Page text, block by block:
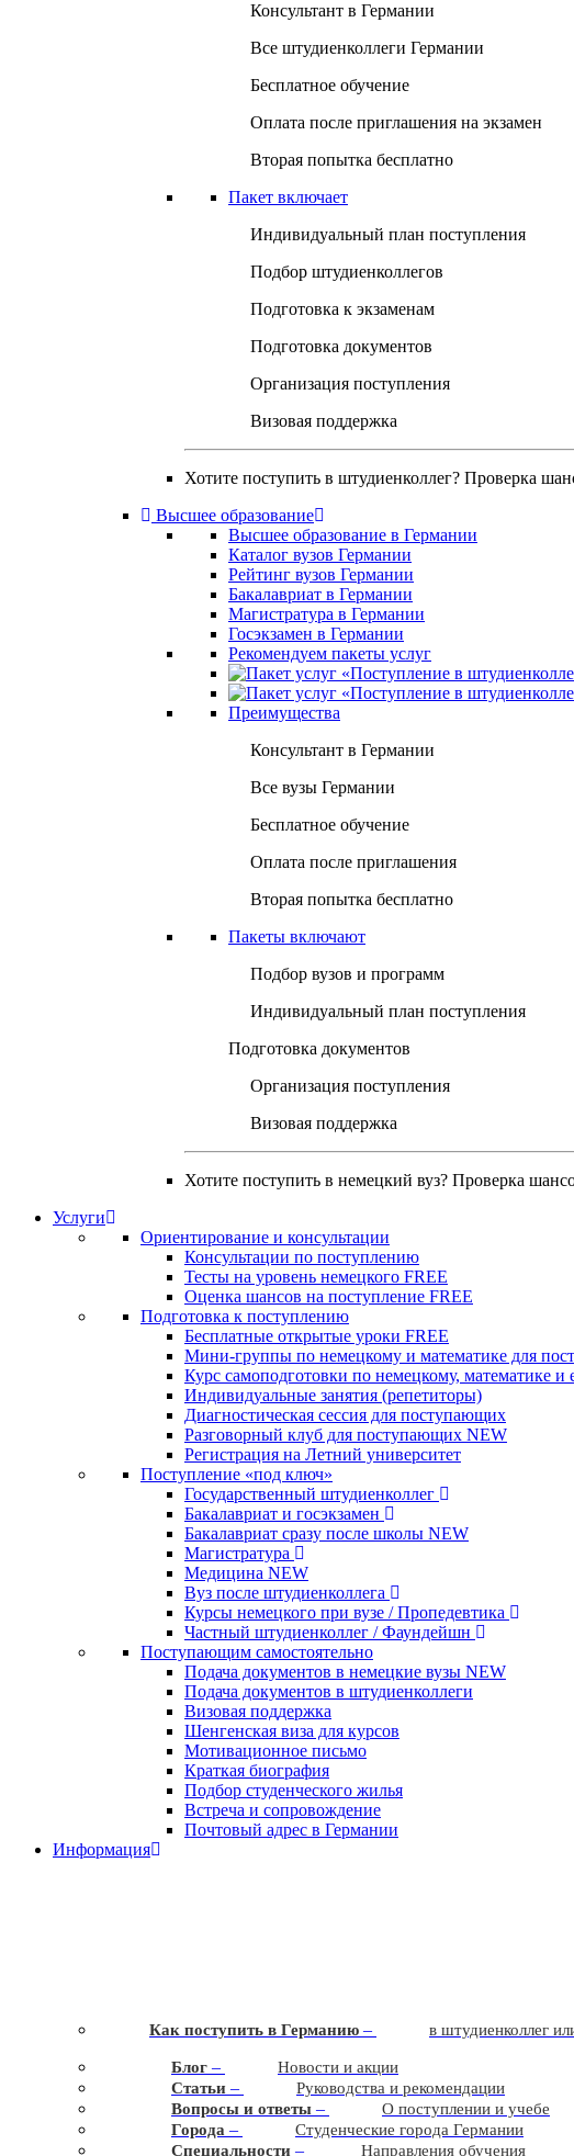
Консультант в Германии
Все штудиенколлеги Германии
Бесплатное обучение
Оплата после приглашения на экзамен
Вторая попытка бесплатно
Пакет включает
Индивидуальный план поступления
Подбор штудиенколлегов
Подготовка к экзаменам
Подготовка документов
Организация поступления
Визовая поддержка
Хотите поступить в штудиенколлег? Проверка
Высшее образование
Высшее образование в Германии
Каталог вузов Германии
Рейтинг вузов Германии
Бакалавриат в Германии
Магистратура в Германии
Госэкзамен в Германии
Рекомендуем пакеты услуг
Преимущества
Консультант в Германии
Все вузы Германии
Бесплатное обучение
Оплата после приглашения
Вторая попытка бесплатно
Пакеты включают
Подбор вузов и программ
Индивидуальный план поступления
Подготовка документов
Организация поступления
Визовая поддержка
Хотите поступить в немецкий вуз? Проверка
Услуги
Ориентирование и консультации
Консультации по поступлению
Тесты на уровень немецкого FREE
Оценка шансов на поступление FREE
Подготовка к поступлению
Бесплатные открытые уроки FREE
Мини-группы по немецкому и математике для
Курс самоподготовки по немецкому, математике
Индивидуальные занятия (репетиторы)
Диагностическая сессия для поступающих
Разговорный клуб для поступающих NEW
Регистрация на Летний университет
Поступление «под ключ»
Государственный штудиенколлег
Бакалавриат и госэкзамен
Бакалавриат сразу после школы NEW
Магистратура
Медицина NEW
Вуз после штудиенколлега
Курсы немецкого при вузе / Пропедевтика
Частный штудиенколлег / Фаундейшн
Поступающим самостоятельно
Подача документов в немецкие вузы NEW
Подача документов в штудиенколлеги
Визовая поддержка
Шенгенская виза для курсов
Мотивационное письмо
Краткая биография
Подбор студенческого жилья
Встреча и сопровождение
Почтовый адрес в Германии
Информация
Как поступить в Германию – в штудиенколлег
Блог –
Новости и акции
Статьи –
Руководства и рекомендации
Вопросы и ответы –
О поступлении и учебе
Города –
Студенческие города Германии
Cпециальности –
Направления обучения